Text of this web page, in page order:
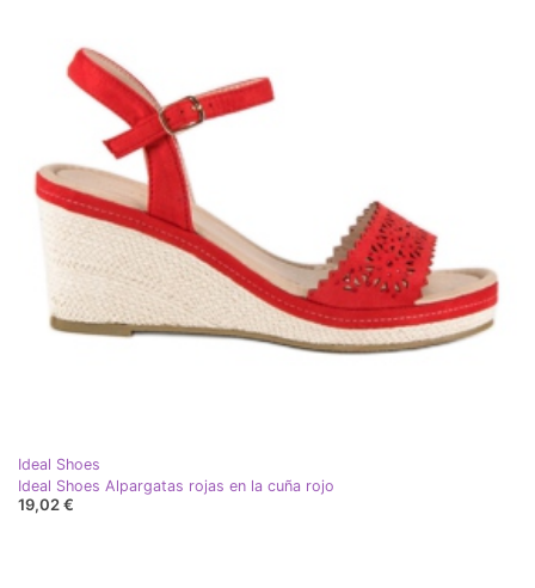
Ideal Shoes
Ideal Shoes Alpargatas rojas en la cuña rojo
19,02 €